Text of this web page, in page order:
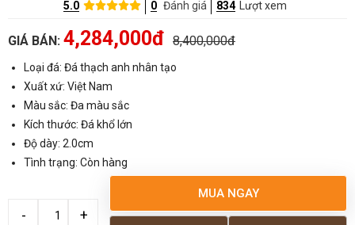
5.0 0 Đánh giá 834 Lượt xem
GIÁ BÁN: 4,284,000đ 8,400,000đ
Loại đá: Đá thạch anh nhân tạo
Xuất xứ: Việt Nam
Màu sắc: Đa màu sắc
Kích thước: Đá khổ lớn
Độ dày: 2.0cm
Tình trạng: Còn hàng
MUA NGAY